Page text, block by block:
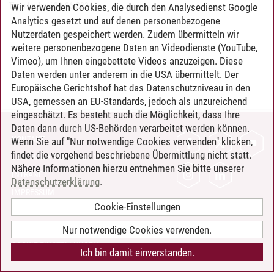
Timo Leder/30.06.2024
KONTAKT
LEUPHANA ALS ARBEITGEBER
INTRANET
BARRIEREFREIHEIT
COOKIE-EINSTELLUNGEN
Wir verwenden Cookies, die durch den Analysedienst Google
Analytics gesetzt und auf denen personenbezogene
Nutzerdaten gespeichert werden. Zudem übermitteln wir
weitere personenbezogene Daten an Videodienste (YouTube,
Vimeo), um Ihnen eingebettete Videos anzuzeigen. Diese
Daten werden unter anderem in die USA übermittelt. Der
Europäische Gerichtshof hat das Datenschutzniveau in den
USA, gemessen an EU-Standards, jedoch als unzureichend
eingeschätzt. Es besteht auch die Möglichkeit, dass Ihre
Daten dann durch US-Behörden verarbeitet werden können.
Wenn Sie auf "Nur notwendige Cookies verwenden" klicken,
findet die vorgehend beschriebene Übermittlung nicht statt.
Nähere Informationen hierzu entnehmen Sie bitte unserer
Datenschutzerklärung.
Cookie-Einstellungen
Nur notwendige Cookies verwenden.
Ich bin damit einverstanden.